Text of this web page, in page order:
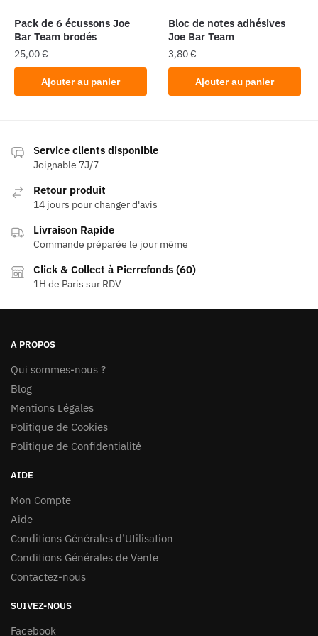
la
page
du
produit
Pack de 6 écussons Joe
Bar Team brodés
25,00€
Ajouter au panier
Bloc de notes adhésives
Joe Bar Team
3,80€
Ajouter au panier
Service clients disponible
Joignable 7J/7
Retour produit
14 jours pour changer d'avis
Livraison Rapide
Commande préparée le jour même
Click & Collect à Pierrefonds (60)
1H de Paris sur RDV
A PROPOS
Qui sommes-nous ?
Blog
Mentions Légales
Politique de Cookies
Politique de Confidentialité
AIDE
Mon Compte
Aide
Conditions Générales d’Utilisation
Conditions Générales de Vente
Contactez-nous
SUIVEZ-NOUS
Facebook